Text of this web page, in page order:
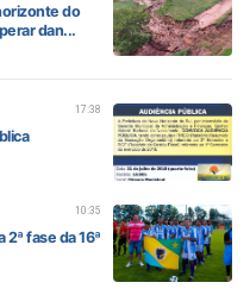
do
dan...
17:38
10:35
fase da 16ª